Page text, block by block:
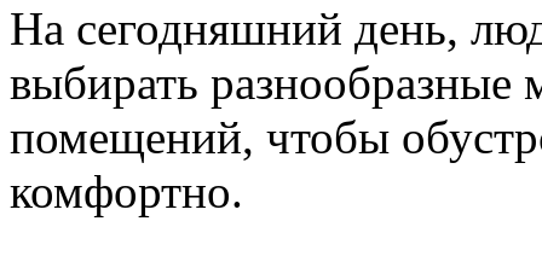
На сегодняшний день,
выбирать
помещений, чтобы
комфортно.